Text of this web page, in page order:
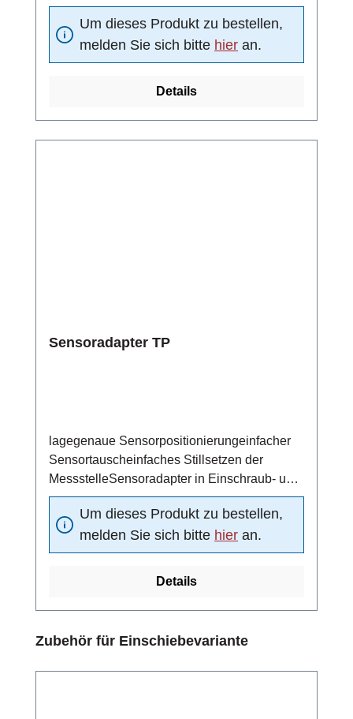
Absperrventil/beidseitig dichtendMaterial
(Kugeldichtung): DelrinNenndruck: PN 25 bar
Um dieses Produkt zu bestellen,
melden Sie sich bitte hier an.
Details
Sensoradapter TP
lagegenaue Sensorpositionierungeinfacher
Sensortauscheinfaches Stillsetzen der
MessstelleSensoradapter in Einschraub- und
Schweißtechnik
Um dieses Produkt zu bestellen,
melden Sie sich bitte hier an.
Details
Produktgalerie überspringen
Zubehör für Einschiebevariante